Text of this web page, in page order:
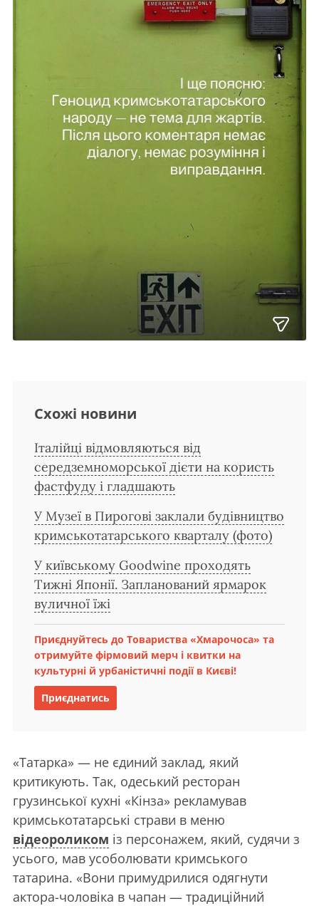
Схожі новини
Італійці відмовляються від
середземноморської дієти на користь
фастфуду і гладшають
У Музеї в Пирогові заклали будівництво
кримськотатарського кварталу (фото)
У київському Goodwine проходять
Тижні Японії. Запланований ярмарок
вуличної їжі
Приєднуйтесь до Товариства «Хмарочоса» та
отримуйте фірмовий мерч і квитки на
культурні й урбаністичні події в Києві!
Приєднатись
«Татарка» — не єдиний заклад, який
критикують. Так, одеський ресторан
грузинської кухні «Кінза» рекламував
кримськотатарські страви в меню
відеороликом із персонажем, який, судячи з
усього, мав усоболювати кримського
татарина. «Вони примудрилися одягнути
актора-чоловіка в чапан — традиційний